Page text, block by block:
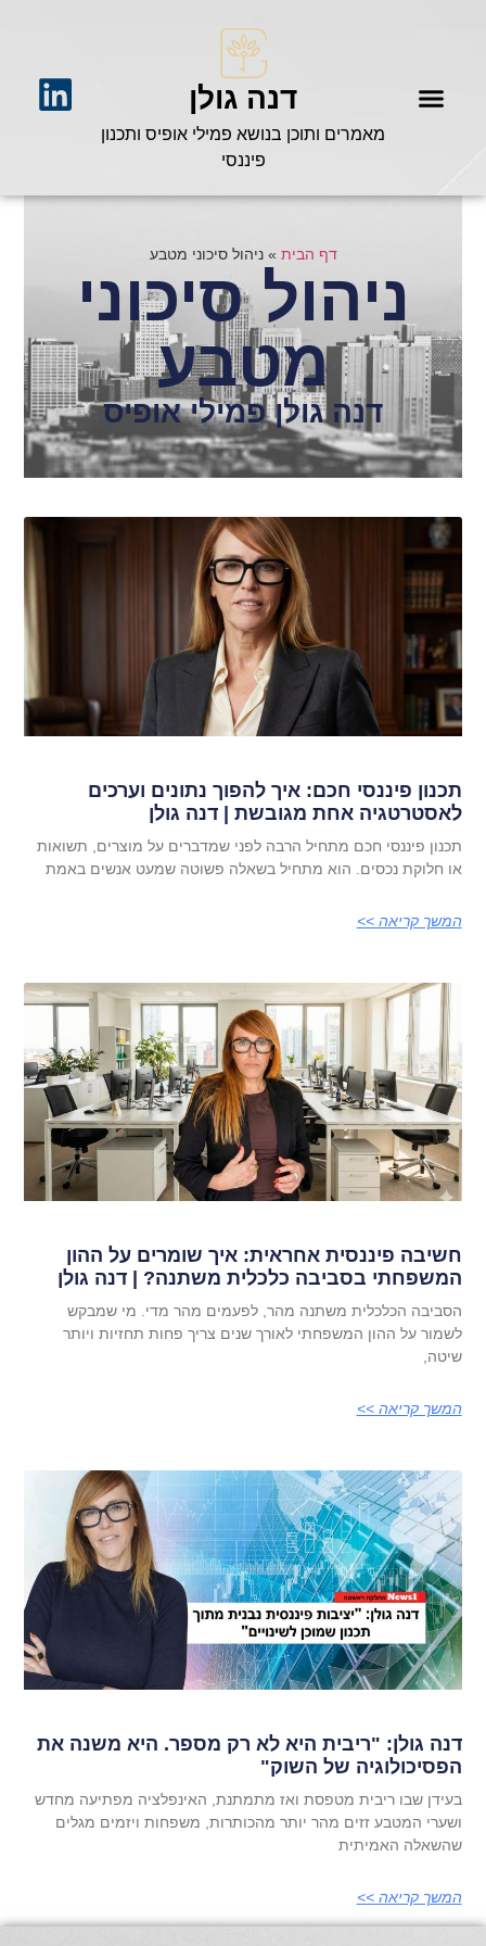
דנה גולן
מאמרים ותוכן בנושא פמילי אופיס ותכנון
פיננסי
דף הבית »ניהול סיכוני מטבע
ניהול סיכוני
מטבע
דנה גולן פמילי אופיס
תכנון פיננסי חכם: איך להפוך נתונים וערכים
לאסטרטגיה אחת מגובשת | דנה גולן
תכנון פיננסי חכם מתחיל הרבה לפני שמדברים על מוצרים, תשואות
או חלוקת נכסים. הוא מתחיל בשאלה פשוטה שמעט אנשים באמת
המשך קריאה >>
חשיבה פיננסית אחראית: איך שומרים על ההון
המשפחתי בסביבה כלכלית משתנה? | דנה גולן
הסביבה הכלכלית משתנה מהר, לפעמים מהר מדי. מי שמבקש
לשמור על ההון המשפחתי לאורך שנים צריך פחות תחזיות ויותר
שיטה,
המשך קריאה >>
דנה גולן: "ריבית היא לא רק מספר. היא משנה את
הפסיכולוגיה של השוק"
בעידן שבו ריבית מטפסת ואז מתמתנת, האינפלציה מפתיעה מחדש
ושערי המטבע זזים מהר יותר מהכותרות, משפחות ויזמים מגלים
שהשאלה האמיתית
המשך קריאה >>